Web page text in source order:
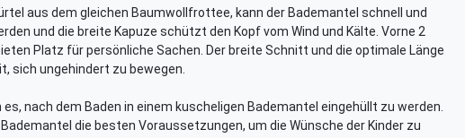
aus dem gleichen Baumwollfrottee, kann der Bademantel schnell und
und die breite Kapuze schützt den Kopf vom Wind und Kälte. Vorne 2
Platz für persönliche Sachen. Der breite Schnitt und die optimale Länge
sich ungehindert zu bewegen.
es, nach dem Baden in einem kuscheligen Bademantel eingehüllt zu werden.
die besten Voraussetzungen, um die Wünsche der Kinder zu